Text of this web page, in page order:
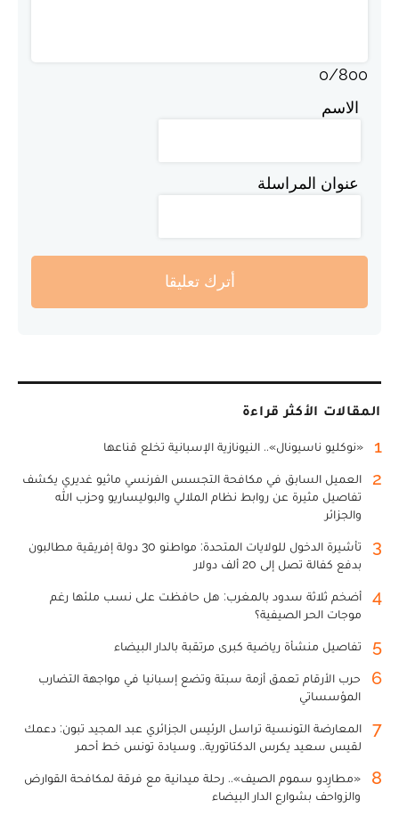
0/800
الاسم
عنوان المراسلة
أترك تعليقا
المقالات الأكثر قراءة
1 «نوكليو ناسيونال».. النيونازية الإسبانية تخلع قناعها
2
العميل السابق في مكافحة التجسس الفرنسي ماثيو غديري يكشف
تفاصيل مثيرة عن روابط نظام الملالي والبوليساريو وحزب الله
والجزائر
3
تأشيرة الدخول للولايات المتحدة: مواطنو 30 دولة إفريقية مطالبون
بدفع كفالة تصل إلى 20 ألف دولار
4
أضخم ثلاثة سدود بالمغرب: هل حافظت على نسب ملئها رغم
موجات الحر الصيفية؟
5 تفاصيل منشأة رياضية كبرى مرتقبة بالدار البيضاء
6
حرب الأرقام تعمق أزمة سبتة وتضع إسبانيا في مواجهة التضارب
المؤسساتي
7
المعارضة التونسية تراسل الرئيس الجزائري عبد المجيد تبون: دعمك
لقيس سعيد يكرس الدكتاتورية.. وسيادة تونس خط أحمر
8
«مطارِدو سموم الصيف».. رحلة ميدانية مع فرقة لمكافحة القوارض
والزواحف بشوارع الدار البيضاء